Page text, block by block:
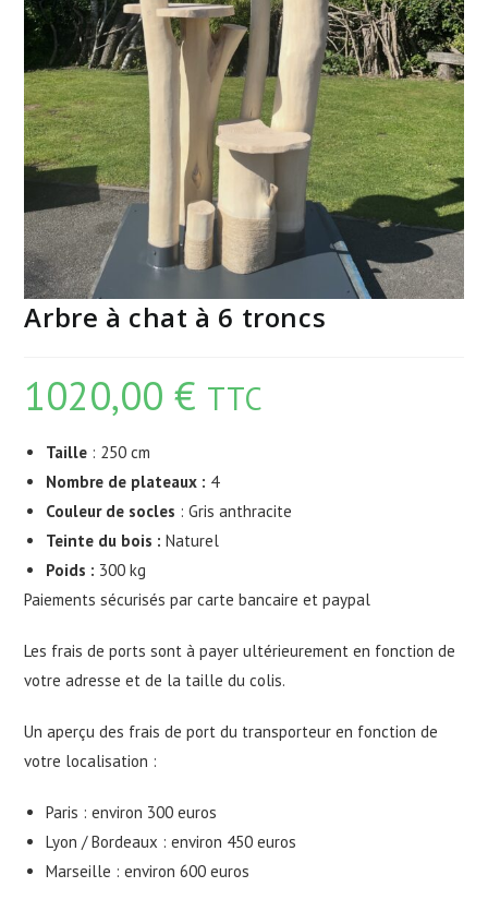
Arbre à chat à 6 troncs
1020,00€ TTC
Taille : 250 cm
Nombre de plateaux : 4
Couleur de socles : Gris anthracite
Teinte du bois : Naturel
Poids : 300 kg
Paiements sécurisés par carte bancaire et paypal
Les frais de ports sont à payer ultérieurement en fonction de
votre adresse et de la taille du colis.
Un aperçu des frais de port du transporteur en fonction de
votre localisation :
Paris : environ 300 euros
Lyon / Bordeaux : environ 450 euros
Marseille : environ 600 euros